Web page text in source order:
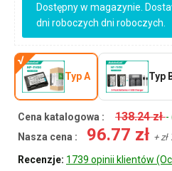
Dostępny w magazynie.
dni roboczych dni roboczych.
Typ A Typ
Cena katalogowa : 138.24 zł-
Nasza cena :
96.77 zł +
Recenzje: 1739 opinii klientów